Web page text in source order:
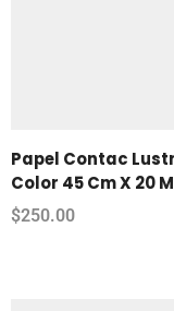
Papel Contac
Color 45 Cm X 20
$250.00